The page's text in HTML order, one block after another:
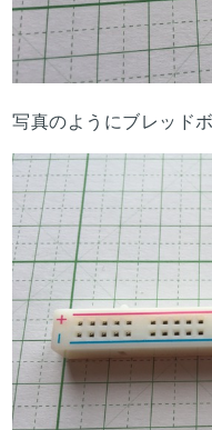
写真のようにブレッド